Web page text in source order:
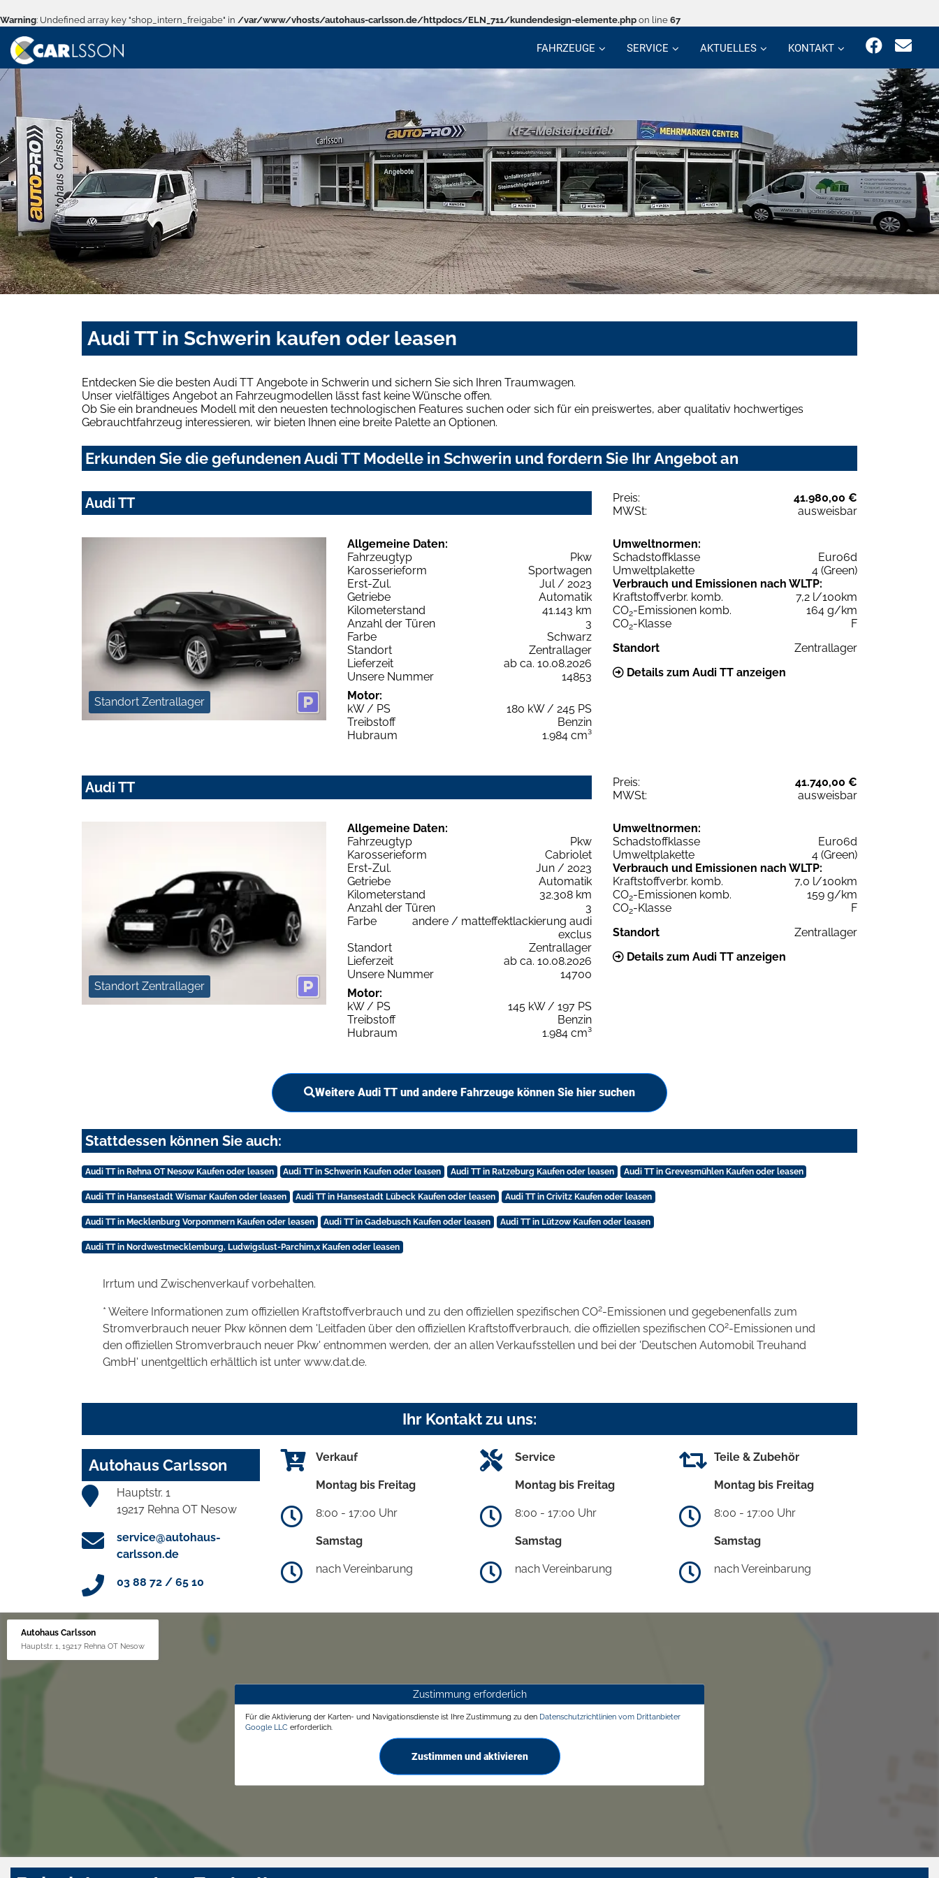
Warning: Undefined array key "shop_intern_freigabe" in /var/www/vhosts/autohaus-carlsson.de/httpdocs/ELN_711/kundendesign-elemente.php on line 67
FAHRZEUGE SERVICE AKTUELLES KONTAKT
Audi TT in Schwerin kaufen oder leasen
Entdecken Sie die besten Audi TT Angebote in Schwerin und sichern Sie sich Ihren Traumwagen.
Unser vielfältiges Angebot an Fahrzeugmodellen lässt fast keine Wünsche offen.
Ob Sie ein brandneues Modell mit den neuesten technologischen Features suchen oder sich für ein preiswertes, aber qualitativ hochwertiges
Gebrauchtfahrzeug interessieren, wir bieten Ihnen eine breite Palette an Optionen.
Erkunden Sie die gefundenen Audi TT Modelle in Schwerin und fordern Sie Ihr Angebot an
Audi TT Preis:
41.980,00 €
MWSt:
ausweisbar
Standort Zentrallager
Allgemeine Daten:
Fahrzeugtyp
Pkw
Karosserieform
Sportwagen
Erst-Zul.
Jul / 2023
Getriebe
Automatik
Kilometerstand
41.143 km
Anzahl der Türen
3
Farbe
Schwarz
Standort
Zentrallager
Lieferzeit
ab ca. 10.08.2026
Unsere Nummer
14853
Motor:
kW / PS
180 kW / 245 PS
Treibstoff
Benzin
Hubraum
1.984 cm³
Umweltnormen:
Schadstoffklasse
Euro6d
Umweltplakette
4 (Green)
Verbrauch und Emissionen nach WLTP:
Kraftstoffverbr. komb.
7,2 l/100km
CO2-Emissionen komb.
164 g/km
CO2-Klasse
F
Standort
Zentrallager
Details zum Audi TT anzeigen
Audi TT Preis:
41.740,00 €
MWSt:
ausweisbar
Standort Zentrallager
Allgemeine Daten:
Fahrzeugtyp
Pkw
Karosserieform
Cabriolet
Erst-Zul.
Jun / 2023
Getriebe
Automatik
Kilometerstand
32.308 km
Anzahl der Türen
3
Farbe
andere / matteffektlackierung audi
exclus
Standort
Zentrallager
Lieferzeit
ab ca. 10.08.2026
Unsere Nummer
14700
Motor:
kW / PS
145 kW / 197 PS
Treibstoff
Benzin
Hubraum
1.984 cm³
Umweltnormen:
Schadstoffklasse
Euro6d
Umweltplakette
4 (Green)
Verbrauch und Emissionen nach WLTP:
Kraftstoffverbr. komb.
7,0 l/100km
CO2-Emissionen komb.
159 g/km
CO2-Klasse
F
Standort
Zentrallager
Details zum Audi TT anzeigen
Weitere Audi TT und andere Fahrzeuge können Sie hier suchen
Stattdessen können Sie auch:
Audi TT in Rehna OT Nesow Kaufen oder leasen Audi TT in Schwerin Kaufen oder leasen Audi TT in Ratzeburg Kaufen oder leasen Audi TT in Grevesmühlen Kaufen oder leasen
Audi TT in Hansestadt Wismar Kaufen oder leasen Audi TT in Hansestadt Lübeck Kaufen oder leasen Audi TT in Crivitz Kaufen oder leasen
Audi TT in Mecklenburg Vorpommern Kaufen oder leasen Audi TT in Gadebusch Kaufen oder leasen Audi TT in Lützow Kaufen oder leasen
Audi TT in Nordwestmecklemburg, Ludwigslust-Parchim,x Kaufen oder leasen
Irrtum und Zwischenverkauf vorbehalten.
* Weitere Informationen zum offiziellen Kraftstoffverbrauch und zu den offiziellen spezifischen CO2-Emissionen und gegebenenfalls zum
Stromverbrauch neuer Pkw können dem 'Leitfaden über den offiziellen Kraftstoffverbrauch, die offiziellen spezifischen CO2-Emissionen und
den offiziellen Stromverbrauch neuer Pkw' entnommen werden, der an allen Verkaufsstellen und bei der 'Deutschen Automobil Treuhand
GmbH' unentgeltlich erhältlich ist unter www.dat.de.
Ihr Kontakt zu uns:
Autohaus Carlsson
Hauptstr. 1
19217 Rehna OT Nesow
service@autohaus-
carlsson.de
03 88 72 / 65 10
Verkauf
Montag bis Freitag
8:00 - 17:00 Uhr
Samstag
nach Vereinbarung
Service
Montag bis Freitag
8:00 - 17:00 Uhr
Samstag
nach Vereinbarung
Teile & Zubehör
Montag bis Freitag
8:00 - 17:00 Uhr
Samstag
nach Vereinbarung
Autohaus Carlsson
Hauptstr. 1, 19217 Rehna OT Nesow
Zustimmung erforderlich
Für die Aktivierung der Karten- und Navigationsdienste ist Ihre Zustimmung zu den Datenschutzrichtlinien vom Drittanbieter
Google LLC erforderlich.
Zustimmen und aktivieren